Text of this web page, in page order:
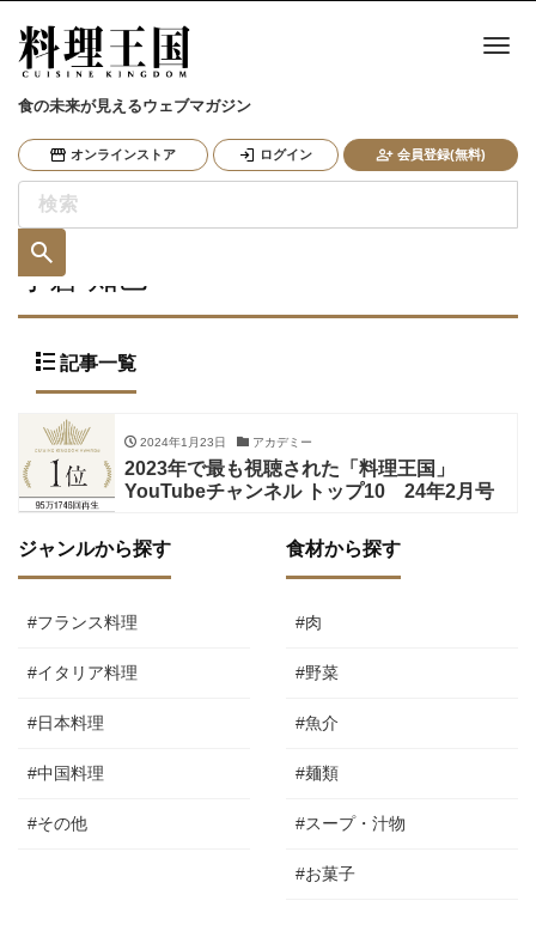
食の未来が見えるウェブマガジン
オンラインストア ログイン 会員登録(無料)
ナ
小倉 知巳
記事一覧
2024年1月23日 アカデミー
2023年で最も視聴された「料理王国」
YouTubeチャンネル トップ10 24年2月号
ジャンルから探す
#フランス料理
#イタリア料理
#日本料理
#中国料理
#その他
食材から探す
#肉
#野菜
#魚介
#麺類
#スープ・汁物
#お菓子